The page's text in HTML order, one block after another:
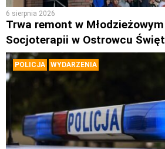
6 sierpnia 2026
Trwa remont w
Socjoterapii w Ostrowcu
POLICJA WYDARZENIA